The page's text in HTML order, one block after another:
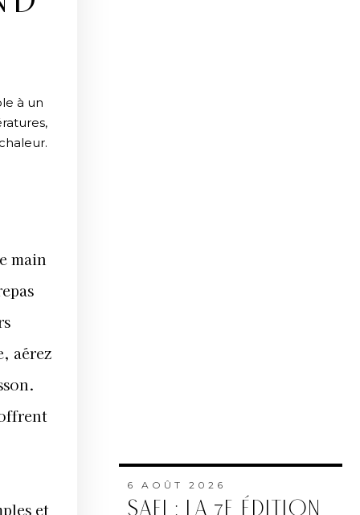
à un
main
aérez
et
6 AOÛT 2026
SAFI : LA 7E ÉDITION